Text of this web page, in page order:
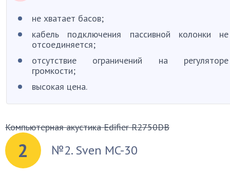
не хватает басов;
кабель подключения пассивной колонки не
отсоединяется;
отсутствие ограничений на регуляторе
громкости;
высокая цена.
Компьютерная акустика Edifier R2750DB
2 №2. Sven MC-30